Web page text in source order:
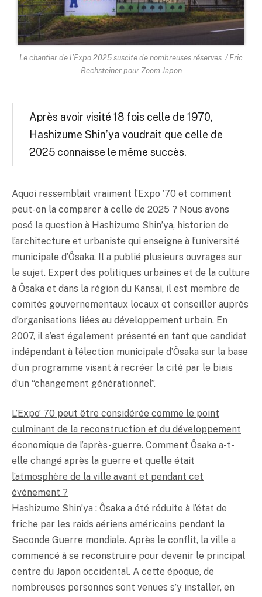
Le chantier de l’Expo 2025 suscite de nombreuses réserves. / Eric
Rechsteiner pour Zoom Japon
Après avoir visité 18 fois celle de 1970,
Hashizume Shin’ya voudrait que celle de
2025 connaisse le même succès.
Aquoi ressemblait vraiment l’Expo ’70 et comment
peut-on la comparer à celle de 2025 ? Nous avons
posé la question à Hashizume Shin’ya, historien de
l’architecture et urbaniste qui enseigne à l’université
municipale d’Ôsaka. Il a publié plusieurs ouvrages sur
le sujet. Expert des politiques urbaines et de la culture
à Ôsaka et dans la région du Kansai, il est membre de
comités gouvernementaux locaux et conseiller auprès
d’organisations liées au développement urbain. En
2007, il s’est également présenté en tant que candidat
indépendant à l’élection municipale d’Ôsaka sur la base
d’un programme visant à recréer la cité par le biais
d’un “changement générationnel”.
L’Expo’ 70 peut être considérée comme le point
culminant de la reconstruction et du développement
économique de l’après-guerre. Comment Ôsaka a-t-
elle changé après la guerre et quelle était
l’atmosphère de la ville avant et pendant cet
événement ?
Hashizume Shin’ya : Ôsaka a été réduite à l’état de
friche par les raids aériens américains pendant la
Seconde Guerre mondiale. Après le conflit, la ville a
commencé à se reconstruire pour devenir le principal
centre du Japon occidental. A cette époque, de
nombreuses personnes sont venues s’y installer, en